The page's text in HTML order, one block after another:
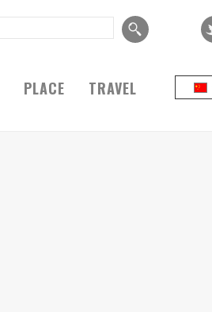
PLACE TRAVEL